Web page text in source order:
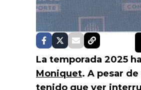
La temporada 2025
Moniquet. A pesar
tenido que ver